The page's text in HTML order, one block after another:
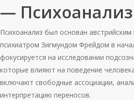
—
Психоанализ был основан
психиатром Зигмундом Фрейдом в
фокусируется на исследовании
которые влияют на поведение
включают свободные ассоциации,
интерпретацию переносов.